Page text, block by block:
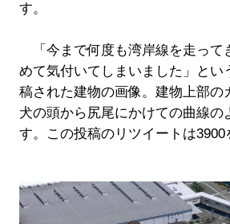
す。
「今まで何度も湾岸線を走って
めて気付いてしまいました」とい
稿された建物の画像。建物上部の
犬の頭から尻尾にかけての曲線の
す。この投稿のリツイートは3900